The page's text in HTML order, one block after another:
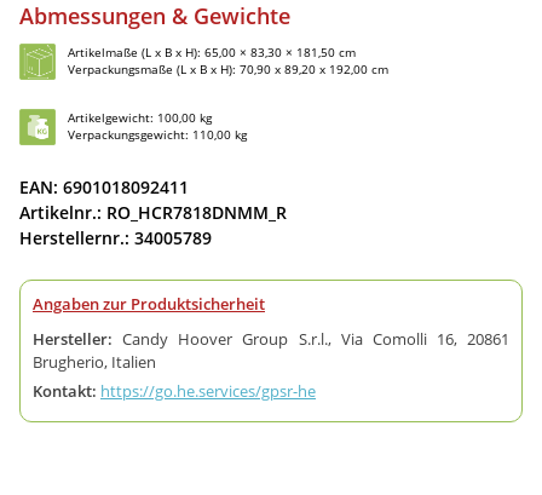
Abmessungen & Gewichte
Artikelmaße (L x B x H): 65,00 × 83,30 × 181,50 cm
Verpackungsmaße (L x B x H): 70,90 x 89,20 x 192,00 cm
Artikelgewicht: 100,00 kg
Verpackungsgewicht: 110,00 kg
EAN: 6901018092411
Artikelnr.: RO_HCR7818DNMM_R
Herstellernr.: 34005789
Angaben zur Produktsicherheit
Hersteller: Candy Hoover Group S.r.l., Via Comolli 16, 20861
Brugherio, Italien
Kontakt: https://go.he.services/gpsr-he